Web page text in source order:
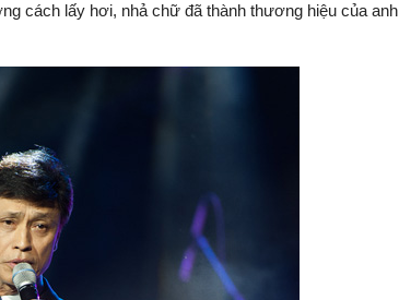
cách lấy hơi, nhả chữ đã thành thương hiệu của anh